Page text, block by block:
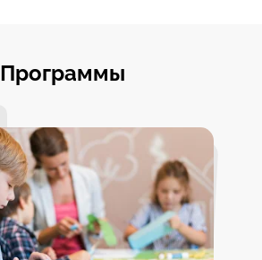
Программы